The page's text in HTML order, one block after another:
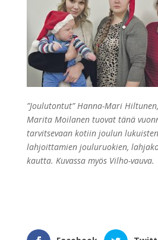
”Joulutontut” Hanna-Mari
Marita Moilanen tuovat tänä
tarvitsevaan kotiin joulun
lahjoittamien jouluruokien,
kautta. Kuvassa myös Vilho-vauva.